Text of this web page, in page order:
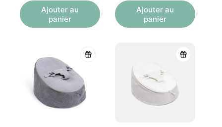
Ajouter au
panier
Ajouter au
panier